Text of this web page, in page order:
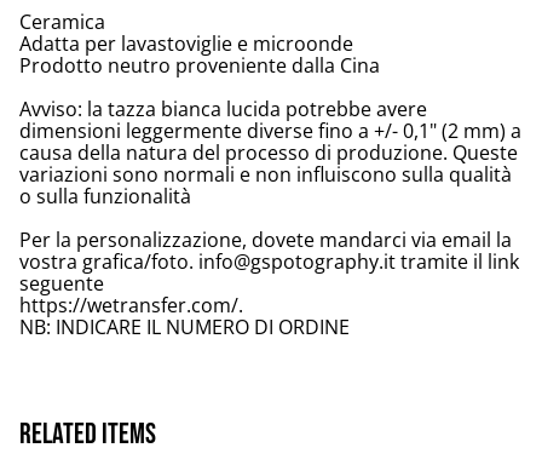
Ceramica
Adatta per lavastoviglie e microonde
Prodotto neutro proveniente dalla Cina
Avviso: la tazza bianca lucida potrebbe avere
dimensioni leggermente diverse fino a +/- 0,1" (2 mm) a
causa della natura del processo di produzione. Queste
variazioni sono normali e non influiscono sulla qualità
o sulla funzionalità
Per la personalizzazione, dovete mandarci via email la
vostra grafica/foto. info@gspotography.it tramite il link
seguente
https://wetransfer.com/.
NB: INDICARE IL NUMERO DI ORDINE
Related items